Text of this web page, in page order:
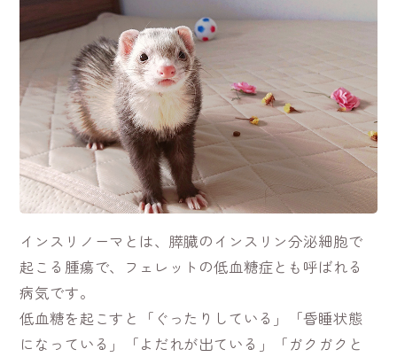
インスリノーマとは、膵臓のインスリン分泌細胞で
起こる腫瘍で、フェレットの低血糖症とも呼ばれる
病気です。
低血糖を起こすと「ぐったりしている」「昏睡状態
になっている」「よだれが出ている」「ガクガクと